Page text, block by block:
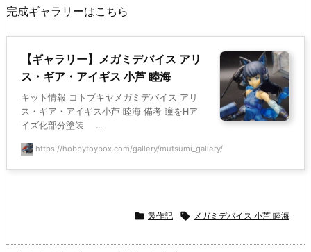
完成ギャラリーはこちら
【ギャラリー】メガミデバイス アリ
ス・ギア・アイギス 小芦 睦海
キット情報 コトブキヤメガミデバイス アリ
ス・ギア・アイギス小芦 睦海 備考 瞳をHア
イズ化部分塗装 ...
https://hobbytoybox.com/gallery/mutsumi_gallery/
 製作記  メガミデバイス 小芦 睦海